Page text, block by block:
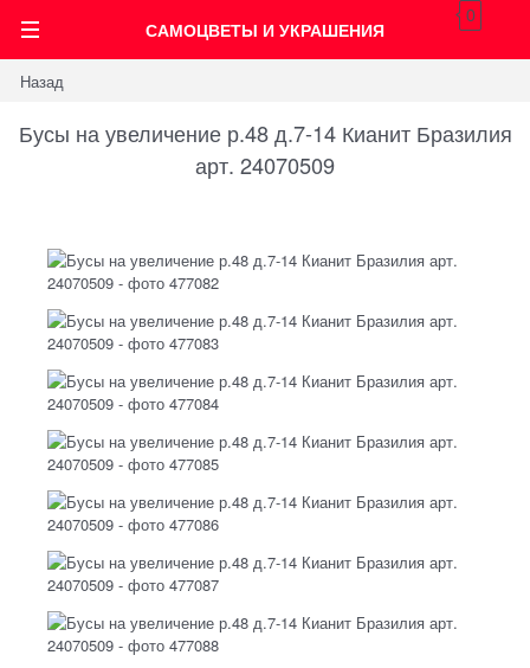
САМОЦВЕТЫ И УКРАШЕНИЯ
0
Назад
Бусы на увеличение р.48 д.7-14 Кианит Бразилия
арт. 24070509